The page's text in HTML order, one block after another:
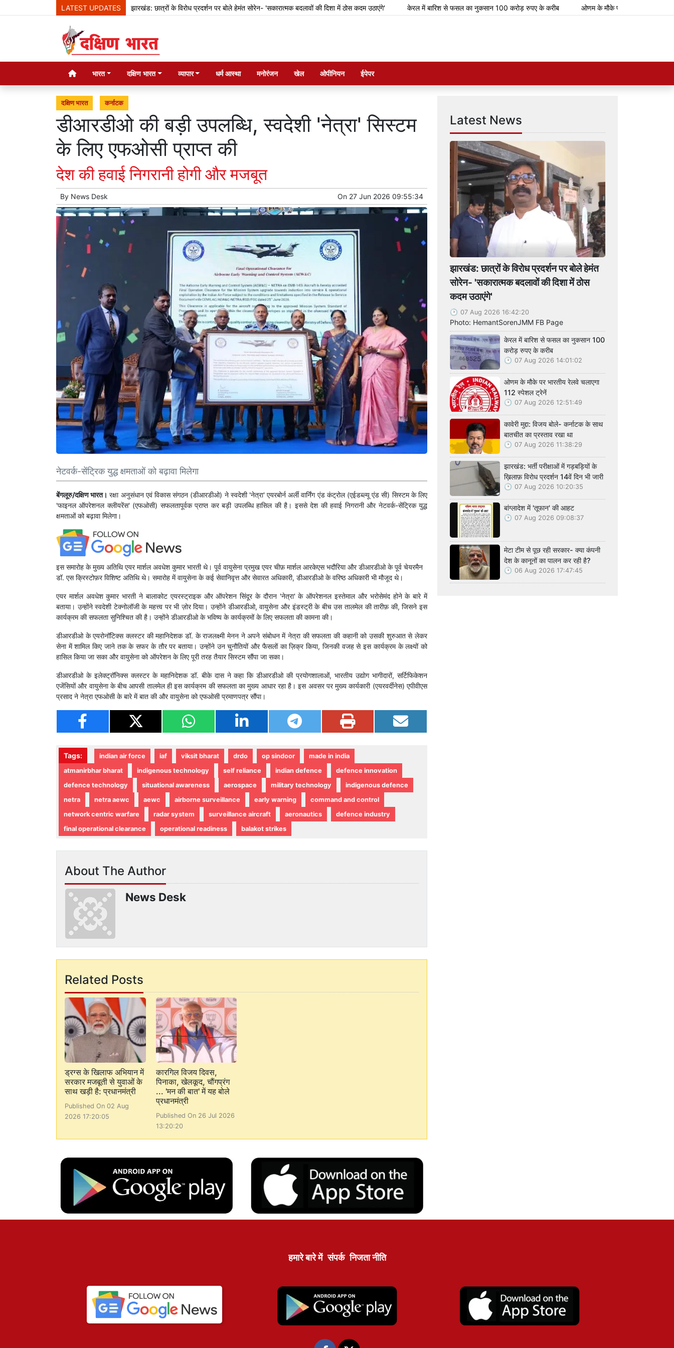
LATEST UPDATESझारखंड: छात्रों के विरोध प्रदर्शन पर बोले हेमंत सोरेन- 'सकारात्मक बदलावों की दिशा में ठोस कदम उठाएंगे' केरल में बारिश से फसल का नुकसान 100 करोड़ रुपए के करीब ओणम के मौके पर भारतीय रेलवे चलाएगा 112
भारत दक्षिण भारत व्यापार धर्म आस्था मनोरंजन खेल ओपीनियन ईपेपर
दक्षिण भारत कर्नाटक
डीआरडीओ की बड़ी उपलब्धि, स्वदेशी 'नेत्रा' सिस्टम
के लिए एफओसी प्राप्त की
देश की हवाई निगरानी होगी और मजबूत
By News Desk On 27 Jun 2026 09:55:34
नेटवर्क-सेंट्रिक युद्ध क्षमताओं को बढ़ावा मिलेगा
बेंगलूरु/दक्षिण भारत। रक्षा अनुसंधान एवं विकास संगठन (डीआरडीओ) ने स्वदेशी 'नेत्रा' एयरबोर्न अर्ली वार्निंग एंड कंट्रोल (एईडब्ल्यू एंड सी) सिस्टम के लिए
'फाइनल ऑपरेशनल क्लीयरेंस' (एफओसी) सफलतापूर्वक प्राप्त कर बड़ी उपलब्धि हासिल की है। इससे देश की हवाई निगरानी और नेटवर्क-सेंट्रिक युद्ध
क्षमताओं को बढ़ावा मिलेगा।
इस समारोह के मुख्य अतिथि एयर मार्शल अवधेश कुमार भारती थे। पूर्व वायुसेना प्रमुख एयर चीफ़ मार्शल आरकेएस भदौरिया और डीआरडीओ के पूर्व चेयरमैन
डॉ. एस क्रिस्टोफ़र विशिष्ट अतिथि थे। समारोह में वायुसेना के कई सेवानिवृत्त और सेवारत अधिकारी, डीआरडीओ के वरिष्ठ अधिकारी भी मौजूद थे।
एयर मार्शल अवधेश कुमार भारती ने बालाकोट एयरस्ट्राइक और ऑपरेशन सिंदूर के दौरान 'नेत्रा' के ऑपरेशनल इस्तेमाल और भरोसेमंद होने के बारे में
बताया। उन्होंने स्वदेशी टेक्नोलॉजी के महत्त्व पर भी ज़ोर दिया। उन्होंने डीआरडीओ, वायुसेना और इंडस्ट्री के बीच उस तालमेल की तारीफ़ की, जिसने इस
कार्यक्रम की सफलता सुनिश्चित की है। उन्होंने डीआरडीओ के भविष्य के कार्यक्रमों के लिए सफलता की कामना की।
डीआरडीओ के एयरोनॉटिक्स क्लस्टर की महानिदेशक डॉ. के राजलक्ष्मी मेनन ने अपने संबोधन में नेत्रा की सफलता की कहानी को उसकी शुरुआत से लेकर
सेना में शामिल किए जाने तक के सफर के तौर पर बताया। उन्होंने उन चुनौतियों और फैसलों का ज़िक्र किया, जिनकी वजह से इस कार्यक्रम के लक्ष्यों को
हासिल किया जा सका और वायुसेना को ऑपरेशन के लिए पूरी तरह तैयार सिस्टम सौंपा जा सका।
डीआरडीओ के इलेक्ट्रॉनिक्स क्लस्टर के महानिदेशक डॉ. बीके दास ने कहा कि डीआरडीओ की प्रयोगशालाओं, भारतीय उद्योग भागीदारों, सर्टिफिकेशन
एजेंसियों और वायुसेना के बीच आपसी तालमेल ही इस कार्यक्रम की सफलता का मुख्य आधार रहा है। इस अवसर पर मुख्य कार्यकारी (एयरवर्दीनेस) एपीवीएस
प्रसाद ने नेत्रा एफओसी के बारे में बात की और वायुसेना को एफओसी प्रमाणपत्र सौंपा।
Tags: indian air force iaf viksit bharat drdo op sindoor
made in india
atmanirbhar bharat
indigenous technology self reliance indian defence
defence innovation
defence technology
situational awareness aerospace military technology
indigenous defence
netra
netra aewc aewc airborne surveillance early warning
command and control
network centric warfare
radar system surveillance aircraft aeronautics
defence industry
final operational clearance
operational readiness balakot strikes
About The Author
News Desk
Related Posts
ड्रग्स के खिलाफ अभियान में
सरकार मजबूती से युवाओं के
साथ खड़ी है: प्रधानमंत्री
Published On 02 Aug
2026 17:20:05
कारगिल विजय दिवस,
पिनाका, खेलकूद, चौंगप्रंग
... 'मन की बात' में यह बोले
प्रधानमंत्री
Published On 26 Jul 2026
13:20:20
Latest News
झारखंड: छात्रों के विरोध प्रदर्शन पर बोले हेमंत
सोरेन- 'सकारात्मक बदलावों की दिशा में ठोस
कदम उठाएंगे'
07 Aug 2026 16:42:20
Photo: HemantSorenJMM FB Page
केरल में बारिश से फसल का नुकसान 100
करोड़ रुपए के करीब
07 Aug 2026 14:01:02
ओणम के मौके पर भारतीय रेलवे चलाएगा
112 स्पेशल ट्रेनें
07 Aug 2026 12:51:49
कावेरी मुद्दा: विजय बोले- कर्नाटक के साथ
बातचीत का प्रस्ताव रखा था
07 Aug 2026 11:38:29
झारखंड: भर्ती परीक्षाओं में गड़बड़ियों के
ख़िलाफ़ विरोध प्रदर्शन 14वें दिन भी जारी
07 Aug 2026 10:20:35
बांग्लादेश में 'तूफान' की आहट
07 Aug 2026 09:08:37
मेटा टीम से पूछ रही सरकार- क्या कंपनी
देश के कानूनों का पालन कर रही है?
06 Aug 2026 17:47:45
हमारे बारे में संपर्क निजता नीति